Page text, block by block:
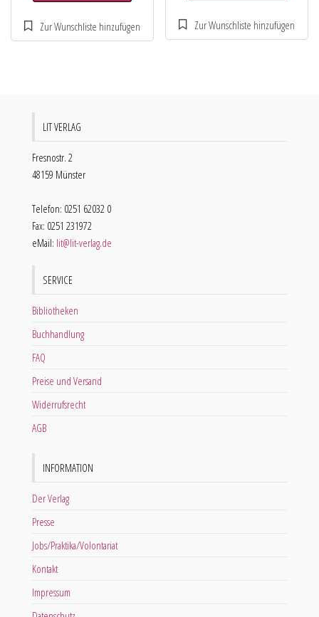
LIT VERLAG
Fresnostr. 2
48159 Münster
Telefon: 0251 62032 0
Fax: 0251 231972
eMail: lit@lit-verlag.de
SERVICE
Bibliotheken
Buchhandlung
FAQ
Preise und Versand
Widerrufsrecht
AGB
INFORMATION
Der Verlag
Presse
Jobs/Praktika/Volontariat
Kontakt
Impressum